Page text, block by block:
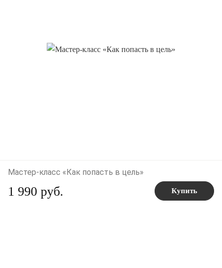
Мастер-класс «Как попасть в цель»
1 990 руб. Купить